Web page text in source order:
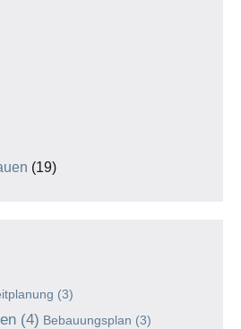
(19)
(3)
(4) Bebauungsplan (3)